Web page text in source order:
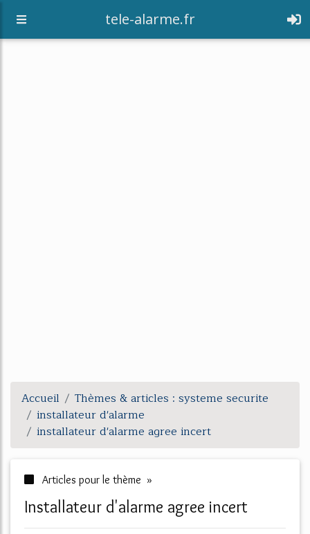
tele-alarme.fr
Accueil
Thèmes & articles : systeme securite
installateur d'alarme
installateur d'alarme agree incert
Articles pour le thème »
installateur d'alarme agree incert